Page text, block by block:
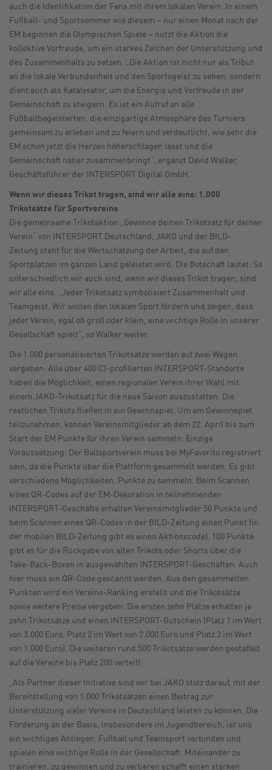
auch die Identifikation der Fans mit ihrem lokalen Verein. In einem
Fußball- und Sportsommer wie diesem – nur einen Monat nach der
EM beginnen die Olympischen Spiele – nutzt die Aktion die
kollektive Vorfreude, um ein starkes Zeichen der Unterstützung und
des Zusammenhalts zu setzen. „Die Aktion ist nicht nur als Tribut
an die lokale Verbundenheit und den Sportsgeist zu sehen, sondern
dient auch als Katalysator, um die Energie und Vorfreude in der
Gemeinschaft zu steigern. Es ist ein Aufruf an alle
Fußballbegeisterten, die einzigartige Atmosphäre des Turniers
gemeinsam zu erleben und zu feiern und verdeutlicht, wie sehr die
EM schon jetzt die Herzen höherschlagen lässt und die
Gemeinschaft näher zusammenbringt“, ergänzt David Walker,
Geschäftsführer der INTERSPORT Digital GmbH.
Wenn wir dieses Trikot tragen, sind wir alle eins: 1.000
Trikotsätze für Sportvereine
Die gemeinsame Trikotaktion „Gewinne deinen Trikotsatz für deinen
Verein“ von INTERSPORT Deutschland, JAKO und der BILD-
Zeitung steht für die Wertschätzung der Arbeit, die auf den
Sportplätzen im ganzen Land geleistet wird. Die Botschaft lautet: So
unterschiedlich wir auch sind, wenn wir dieses Trikot tragen, sind
wir alle eins.
„Jeder Trikotsatz symbolisiert Zusammenhalt und
Teamgeist. Wir wollen den lokalen Sport fördern und zeigen, dass
jeder Verein, egal ob groß oder klein, eine wichtige Rolle in unserer
Gesellschaft spielt“, so Walker weiter.
Die 1.000 personalisierten Trikotsätze werden auf zwei Wegen
vergeben: Alle über 400 CI-profilierten INTERSPORT-Standorte
haben die Möglichkeit, einen regionalen Verein ihrer Wahl mit
einem JAKO-Trikotsatz für die neue Saison auszustatten. Die
restlichen Trikots fließen in ein Gewinnspiel. Um am Gewinnspiel
teilzunehmen, können Vereinsmitglieder ab dem 22. April bis zum
Start der EM Punkte für ihren Verein sammeln. Einzige
Voraussetzung: Der Ballsportverein muss bei MyFavorito registriert
sein, da die Punkte über die Plattform gesammelt werden. Es gibt
verschiedene Möglichkeiten, Punkte zu sammeln. Beim Scannen
eines QR-Codes auf der EM-Dekoration in teilnehmenden
INTERSPORT-Geschäfte erhalten Vereinsmitglieder 50 Punkte und
beim Scannen eines QR-Codes in der BILD-Zeitung einen Punkt (in
der mobilen BILD-Zeitung gibt es einen Aktionscode). 100 Punkte
gibt es für die Rückgabe von alten Trikots oder Shorts über die
Take-Back-Boxen in ausgewählten INTERSPORT-Geschäften. Auch
hier muss ein QR-Code gescannt werden. Aus den gesammelten
Punkten wird ein Vereins-Ranking erstellt und die Trikotsätze
sowie weitere Preise vergeben: Die ersten zehn Plätze erhalten je
zehn Trikotsätze und einen INTERSPORT-Gutschein (Platz 1 im Wert
von 3.000 Euro, Platz 2 im Wert von 2.000 Euro und Platz 3 im Wert
von 1.000 Euro). Die weiteren rund 500 Trikotsätze werden gestaffelt
auf die Vereine bis Platz 200 verteilt.
„Als Partner dieser Initiative sind wir bei JAKO stolz darauf, mit der
Bereitstellung von 1.000 Trikotsätzen einen Beitrag zur
Unterstützung vieler Vereine in Deutschland leisten zu können. Die
Förderung an der Basis, insbesondere im Jugendbereich, ist uns
ein wichtiges Anliegen. Fußball und Teamsport verbinden und
spielen eine wichtige Rolle in der Gesellschaft. Miteinander zu
trainieren, zu gewinnen und zu verlieren schafft einen starken